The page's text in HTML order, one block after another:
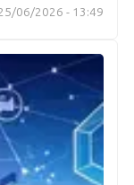
06/2026 - 13:49